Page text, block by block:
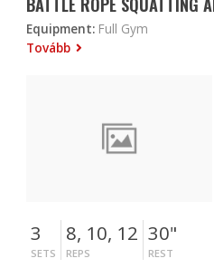
Equipment: Full Gym
Tovább
3
SETS
8, 10, 12
REPS
30"
REST